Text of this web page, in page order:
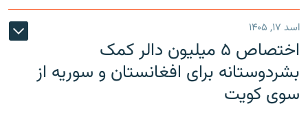
اسد ۱۷, ۱۴۰۵
اختصاص ۵ میلیون دالر کمک
بشردوستانه برای افغانستان و سوریه از
سوی کویت